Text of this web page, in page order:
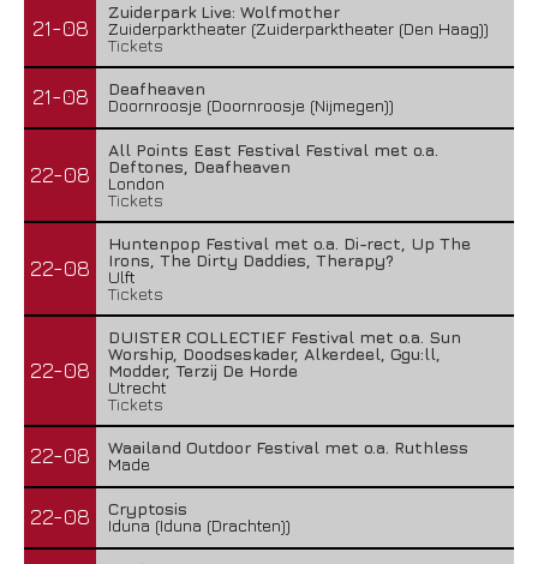
21-08
Zuiderpark Live: Wolfmother
Zuiderparktheater (Zuiderparktheater (Den Haag))
Tickets
21-08
Deafheaven
Doornroosje (Doornroosje (Nijmegen))
22-08
All Points East Festival Festival met o.a.
Deftones, Deafheaven
London
Tickets
22-08
Huntenpop Festival met o.a. Di-rect, Up The
Irons, The Dirty Daddies, Therapy?
Ulft
Tickets
22-08
DUISTER COLLECTIEF Festival met o.a. Sun
Worship, Doodseskader, Alkerdeel, Ggu:ll,
Modder, Terzij De Horde
Utrecht
Tickets
22-08
Waailand Outdoor Festival met o.a. Ruthless
Made
22-08
Cryptosis
Iduna (Iduna (Drachten))